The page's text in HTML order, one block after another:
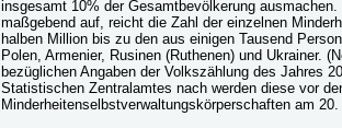
insgesamt 10% der Gesamtbevölkerung
maßgebend auf, reicht die Zahl der einzelnen
halben Million bis zu den aus einigen Tausend
Polen, Armenier, Rusinen (Ruthenen) und Ukrainer.
bezüglichen Angaben der Volkszählung des Jahres
Statistischen Zentralamtes nach werden diese vor
Minderheitenselbstverwaltungskörperschaften am